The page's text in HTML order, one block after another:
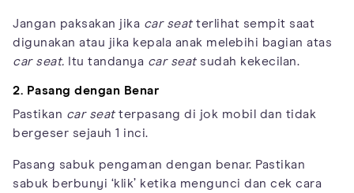
Jangan paksakan jika car seatterlihat sempit saat
digunakan atau jika kepala anak melebihi bagian atas
car seat. Itu tandanya car seatsudah kekecilan.
2. Pasang dengan Benar
Pastikan car seatterpasang di jok mobil dan tidak
bergeser sejauh 1 inci.
Pasang sabuk pengaman dengan benar. Pastikan
sabuk berbunyi ‘klik’ ketika mengunci dan cek cara